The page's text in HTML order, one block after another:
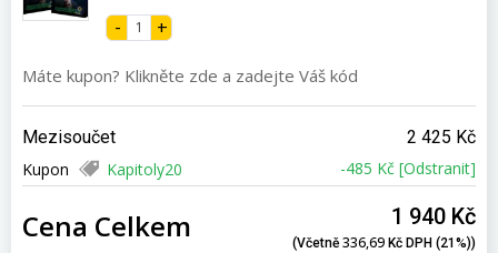
Máte kupon? Klikněte zde a zadejte Váš kód
Mezisoučet 2 425 Kč
Kupon
Kapitoly20 -485 Kč [Odstranit]
Cena Celkem 1 940 Kč
(včetně 336,69 Kč DPH (21%))